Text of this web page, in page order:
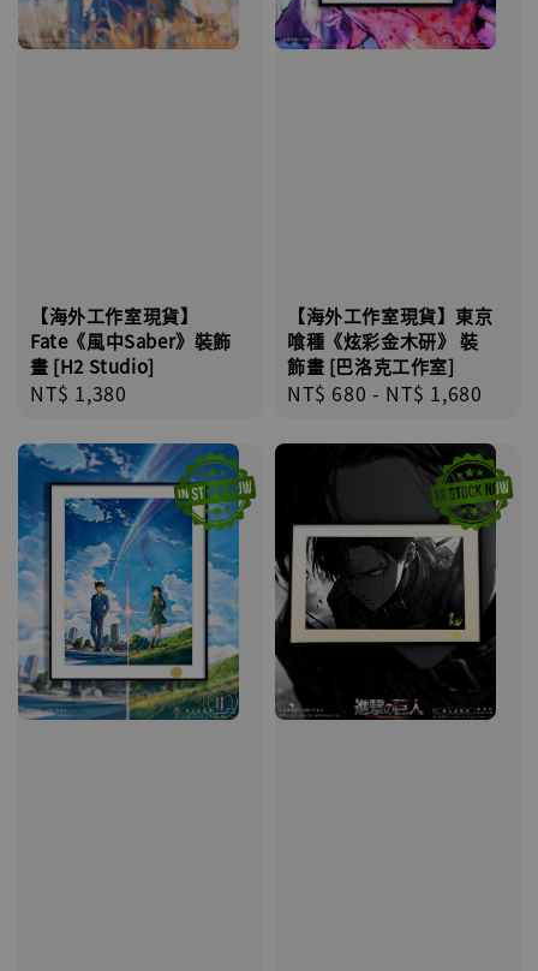
【海外工作室現貨】
Fate《風中Saber》裝飾
畫 [H2 Studio]
Regular
NT$ 1,380
【海外工作室現貨】東京
喰種《炫彩金木研》 裝
飾畫 [巴洛克工作室]
Regular
NT$ 680 - NT$ 1,680